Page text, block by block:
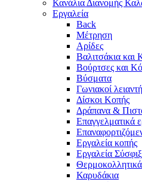
Κανάλια Διανομής
Εργαλεία
Back
Μέτρηση
Αρίδες
Βαλιτσάκια και
Βούρτσες και
Βύσματα
Γωνιακοί
Δίσκοι Κοπής
Δράπανα &
Επαγγελματικά
Εργαλεία κοπής
Εργαλεία
Καρυδάκια